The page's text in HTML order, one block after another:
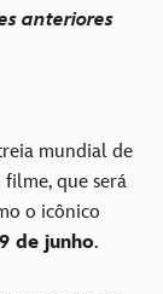
anteriores
mundial de
filme, que será
o icônico
de junho.